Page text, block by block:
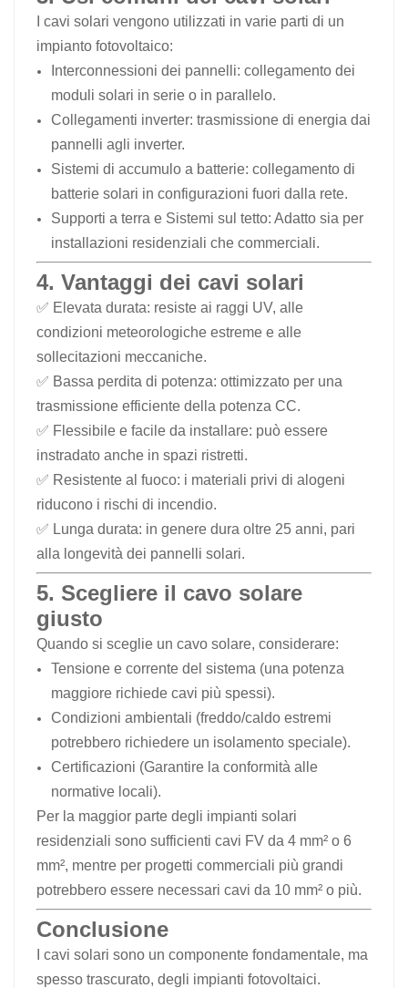
I cavi solari vengono utilizzati in varie parti di un
impianto fotovoltaico:
Interconnessioni dei pannelli: collegamento dei
moduli solari in serie o in parallelo.
Collegamenti inverter: trasmissione di energia dai
pannelli agli inverter.
Sistemi di accumulo a batterie: collegamento di
batterie solari in configurazioni fuori dalla rete.
Supporti a terra e Sistemi sul tetto: Adatto sia per
installazioni residenziali che commerciali.
4. Vantaggi dei cavi solari
✅ Elevata durata: resiste ai raggi UV, alle
condizioni meteorologiche estreme e alle
sollecitazioni meccaniche.
✅ Bassa perdita di potenza: ottimizzato per una
trasmissione efficiente della potenza CC.
✅ Flessibile e facile da installare: può essere
instradato anche in spazi ristretti.
✅ Resistente al fuoco: i materiali privi di alogeni
riducono i rischi di incendio.
✅ Lunga durata: in genere dura oltre 25 anni, pari
alla longevità dei pannelli solari.
5. Scegliere il cavo solare
giusto
Quando si sceglie un cavo solare, considerare:
Tensione e corrente del sistema (una potenza
maggiore richiede cavi più spessi).
Condizioni ambientali (freddo/caldo estremi
potrebbero richiedere un isolamento speciale).
Certificazioni (Garantire la conformità alle
normative locali).
Per la maggior parte degli impianti solari
residenziali sono sufficienti cavi FV da 4 mm² o 6
mm², mentre per progetti commerciali più grandi
potrebbero essere necessari cavi da 10 mm² o più.
Conclusione
I cavi solari sono un componente fondamentale, ma
spesso trascurato, degli impianti fotovoltaici.